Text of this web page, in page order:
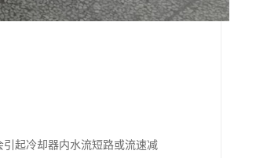
起冷却器内水流短路或流速减